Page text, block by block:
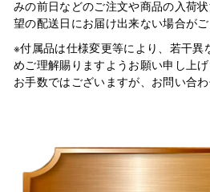
みの前日などのご注文や商品の入荷
望の配送日にお届け出来ない場合がご
※付属品は仕様変更等により、若干異
めご理解賜りますようお願い申し上
お手数ではございますが、お問い合わ